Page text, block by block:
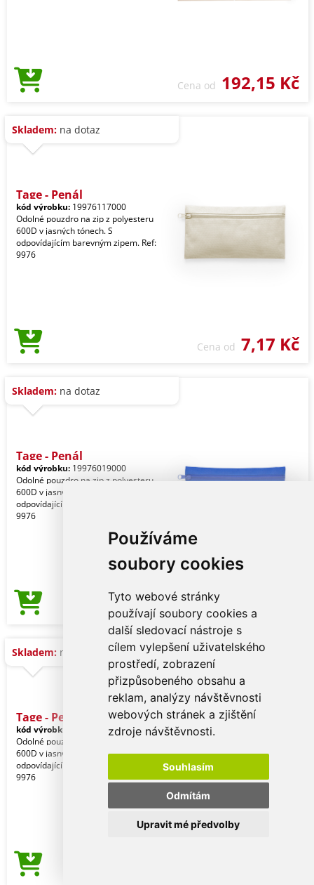
Používáme
soubory cookies
Tyto webové stránky
používají soubory cookies a
další sledovací nástroje s
cílem vylepšení uživatelského
prostředí, zobrazení
přizpůsobeného obsahu a
reklam, analýzy návštěvnosti
webových stránek a zjištění
zdroje návštěvnosti.
Souhlasím
Odmítám
Upravit mé předvolby
Cena od 192,15 Kč
Skladem: na dotaz
Tage - Penál
kód výrobku: 19976117000
Odolné pouzdro na zip z polyesteru
600D v jasných tónech. S
odpovídajícím barevným zipem. Ref:
9976
Cena od 7,17 Kč
Skladem: na dotaz
Tage - Penál
kód výrobku: 19976019000
Odolné pouzdro na zip z polyesteru
600D v jasných tónech. S
odpovídajícím barevným zipem. Ref:
9976
Cena od 7,17 Kč
Skladem: na dotaz
Tage - Penál
kód výrobku:
19976005000
Odolné pouzdro na zip z polyesteru
600D v jasných tónech. S
odpovídajícím barevným zipem. Ref:
9976